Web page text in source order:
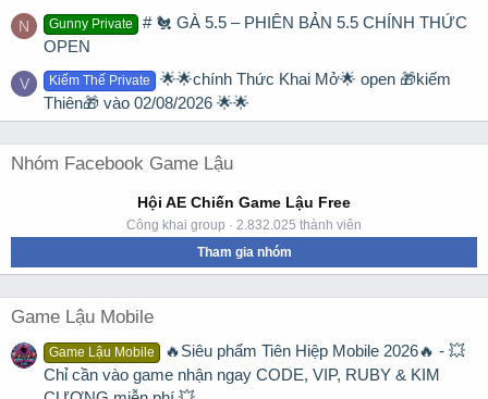
N Gunny Private
# 🐔 GÀ 5.5 – PHIÊN BẢN 5.5 CHÍNH THỨC
OPEN
V Kiếm Thế Private
🌟🌟chính Thức Khai Mở🌟 open 🎁kiếm
Thiên🎁 vào 02/08/2026 🌟🌟
Nhóm Facebook Game Lậu
Hội AE Chiến Game Lậu Free
Công khai group · 2.832.025 thành viên
Tham gia nhóm
Game Lậu Mobile
Game Lậu Mobile
🔥Siêu phẩm Tiên Hiệp Mobile 2026🔥 - 💥
Chỉ cần vào game nhận ngay CODE, VIP, RUBY & KIM